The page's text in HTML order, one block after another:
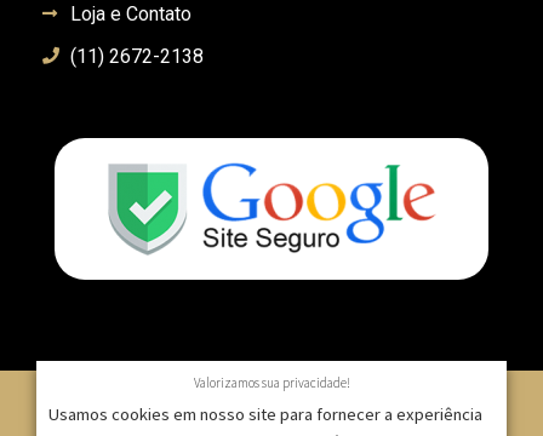
Loja e Contato
(11) 2672-2138
Valorizamos sua privacidade!
Usamos cookies em nosso site para fornecer a experiência